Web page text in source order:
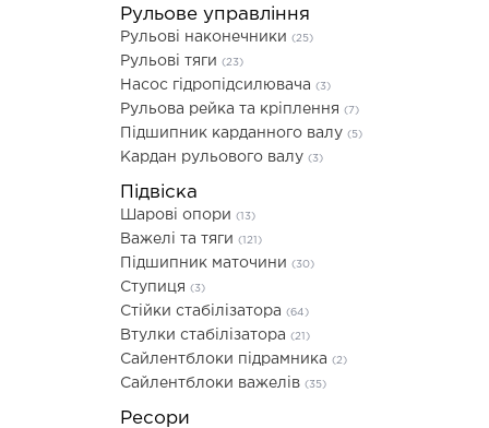
Рульове управління
Рульові наконечники (25)
Рульові тяги (23)
Насос гідропідсилювача (3)
Рульова рейка та кріплення (7)
Підшипник карданного валу (5)
Кардан рульового валу (3)
Підвіска
Шарові опори (13)
Важелі та тяги (121)
Підшипник маточини (30)
Ступиця (3)
Стійки стабілізатора (64)
Втулки стабілізатора (21)
Сайлентблоки підрамника (2)
Сайлентблоки важелів (35)
Ресори